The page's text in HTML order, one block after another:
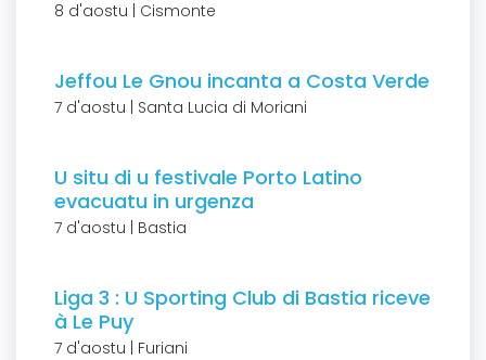
8 d'aostu | Cismonte
Jeffou Le Gnou incanta a Costa Verde
7 d'aostu | Santa Lucia di Moriani
U situ di u festivale Porto Latino
evacuatu in urgenza
7 d'aostu | Bastia
Liga 3 : U Sporting Club di Bastia riceve
à Le Puy
7 d'aostu | Furiani